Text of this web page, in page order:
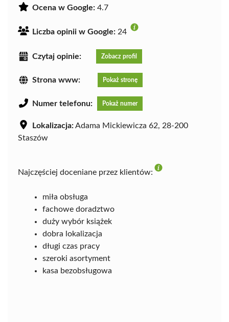
Ocena w Google: 4.7
Liczba opinii w Google: 24
Czytaj opinie: Zobacz profil
Strona www: Pokaż stronę
Numer telefonu: Pokaż numer
Lokalizacja:Adama Mickiewicza 62, 28-200
Staszów
Najczęściej doceniane przez klientów:
miła obsługa
fachowe doradztwo
duży wybór książek
dobra lokalizacja
długi czas pracy
szeroki asortyment
kasa bezobsługowa